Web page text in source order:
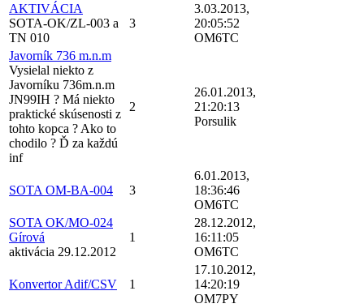
AKTIVÁCIA
SOTA-OK/ZL-003 a
TN 010
3
3.03.2013,
20:05:52
OM6TC
Javorník 736 m.n.m
Vysielal niekto z
Javorníku 736m.n.m
JN99IH ? Má niekto
praktické skúsenosti z
tohto kopca ? Ako to
chodilo ? Ď za každú
inf
2
26.01.2013,
21:20:13
Porsulik
SOTA OM-BA-004 3
6.01.2013,
18:36:46
OM6TC
SOTA OK/MO-024
Gírová
aktivácia 29.12.2012
1
28.12.2012,
16:11:05
OM6TC
Konvertor Adif/CSV 1
17.10.2012,
14:20:19
OM7PY